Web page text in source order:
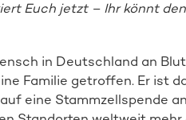
Euch jetzt – Ihr könnt
in Deutschland an
Familie getroffen. Er ist
eine Stammzellspende